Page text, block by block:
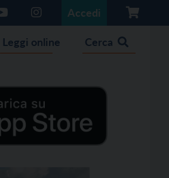
Accedi
Leggi online Cerca